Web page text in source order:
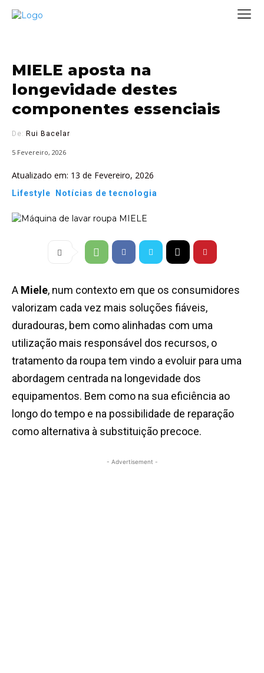
MIELE aposta na
longevidade destes
componentes essenciais
De: Rui Bacelar
5 Fevereiro, 2026
Atualizado em: 13 de Fevereiro, 2026
Lifestyle Notícias de tecnologia
A Miele, num contexto em que os consumidores
valorizam cada vez mais soluções fiáveis,
duradouras, bem como alinhadas com uma
utilização mais responsável dos recursos, o
tratamento da roupa tem vindo a evoluir para uma
abordagem centrada na longevidade dos
equipamentos. Bem como na sua eficiência ao
longo do tempo e na possibilidade de reparação
como alternativa à substituição precoce.
- Advertisement -